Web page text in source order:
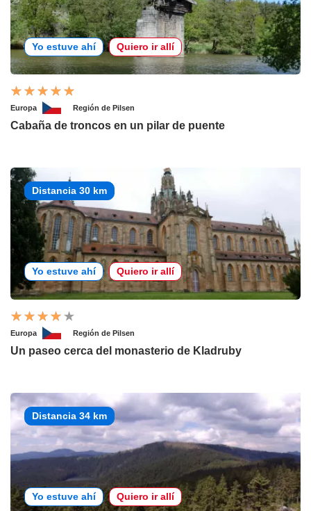
Yo estuve ahí Quiero ir allí
Europa Región de Pilsen
Cabaña de troncos en un pilar de puente
Distancia 30 km
Yo estuve ahí Quiero ir allí
Europa Región de Pilsen
Un paseo cerca del monasterio de Kladruby
Distancia 34 km
Yo estuve ahí Quiero ir allí